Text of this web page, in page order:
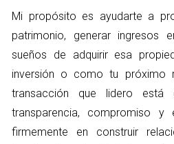
largo plazo debido a
largos y una menor volatilidad
Aspectos Financieros
Desde el punto de vista
propiedades residenciales a
riesgo. Los inquilinos
Mi propósito es ayudarte a
patrimonio, generar ingresos
sueños de adquirir esa
inversión o como tu próximo
transacción que lidero está
transparencia, compromiso y
firmemente en construir